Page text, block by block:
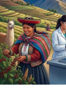
Saltar
al
contenido